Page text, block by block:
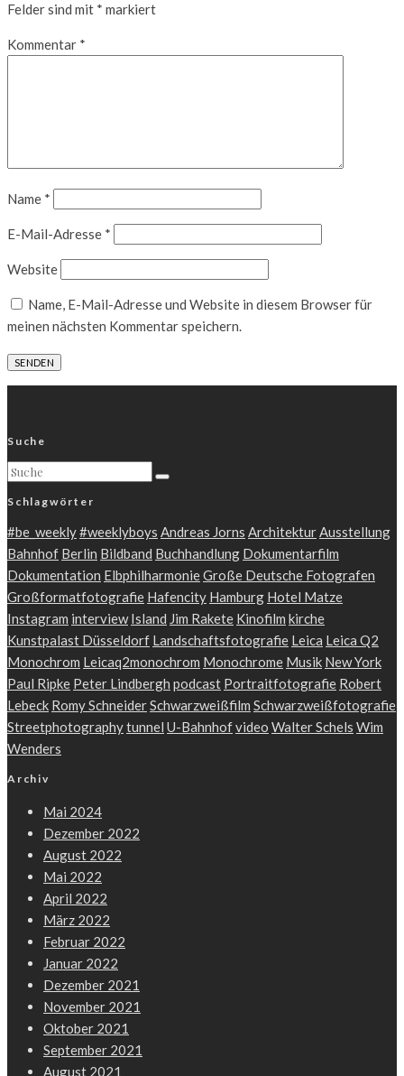
Felder sind mit * markiert
Kommentar *
Name *
E-Mail-Adresse *
Website
Name, E-Mail-Adresse und Website in diesem Browser für
meinen nächsten Kommentar speichern.
Suche
Schlagwörter
#be_weekly#weeklyboys Andreas Jorns ArchitekturAusstellung
Bahnhof Berlin Bildband Buchhandlung Dokumentarfilm
Dokumentation ElbphilharmonieGroße Deutsche Fotografen
Großformatfotografie Hafencity Hamburg Hotel Matze
Instagram interview Island Jim Rakete Kinofilm kirche
Kunstpalast Düsseldorf Landschaftsfotografie Leica Leica Q2
Monochrom Leicaq2monochrom Monochrome Musik New York
Paul Ripke Peter Lindbergh podcast Portraitfotografie Robert
Lebeck Romy SchneiderSchwarzweißfilm Schwarzweißfotografie
Streetphotographytunnel U-Bahnhofvideo Walter Schels Wim
Wenders
Archiv
Mai 2024
Dezember 2022
August 2022
Mai 2022
April 2022
März 2022
Februar 2022
Januar 2022
Dezember 2021
November 2021
Oktober 2021
September 2021
August 2021